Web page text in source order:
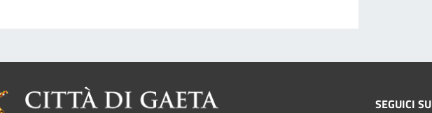
SEGUICI SU